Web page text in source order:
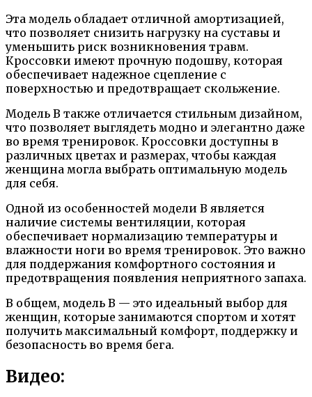
Эта модель обладает отличной амортизацией,
что позволяет снизить нагрузку на суставы и
уменьшить риск возникновения травм.
Кроссовки имеют прочную подошву, которая
обеспечивает надежное сцепление с
поверхностью и предотвращает скольжение.
Модель B также отличается стильным дизайном,
что позволяет выглядеть модно и элегантно даже
во время тренировок. Кроссовки доступны в
различных цветах и размерах, чтобы каждая
женщина могла выбрать оптимальную модель
для себя.
Одной из особенностей модели B является
наличие системы вентиляции, которая
обеспечивает нормализацию температуры и
влажности ноги во время тренировок. Это важно
для поддержания комфортного состояния и
предотвращения появления неприятного запаха.
В общем, модель B — это идеальный выбор для
женщин, которые занимаются спортом и хотят
получить максимальный комфорт, поддержку и
безопасность во время бега.
Видео: